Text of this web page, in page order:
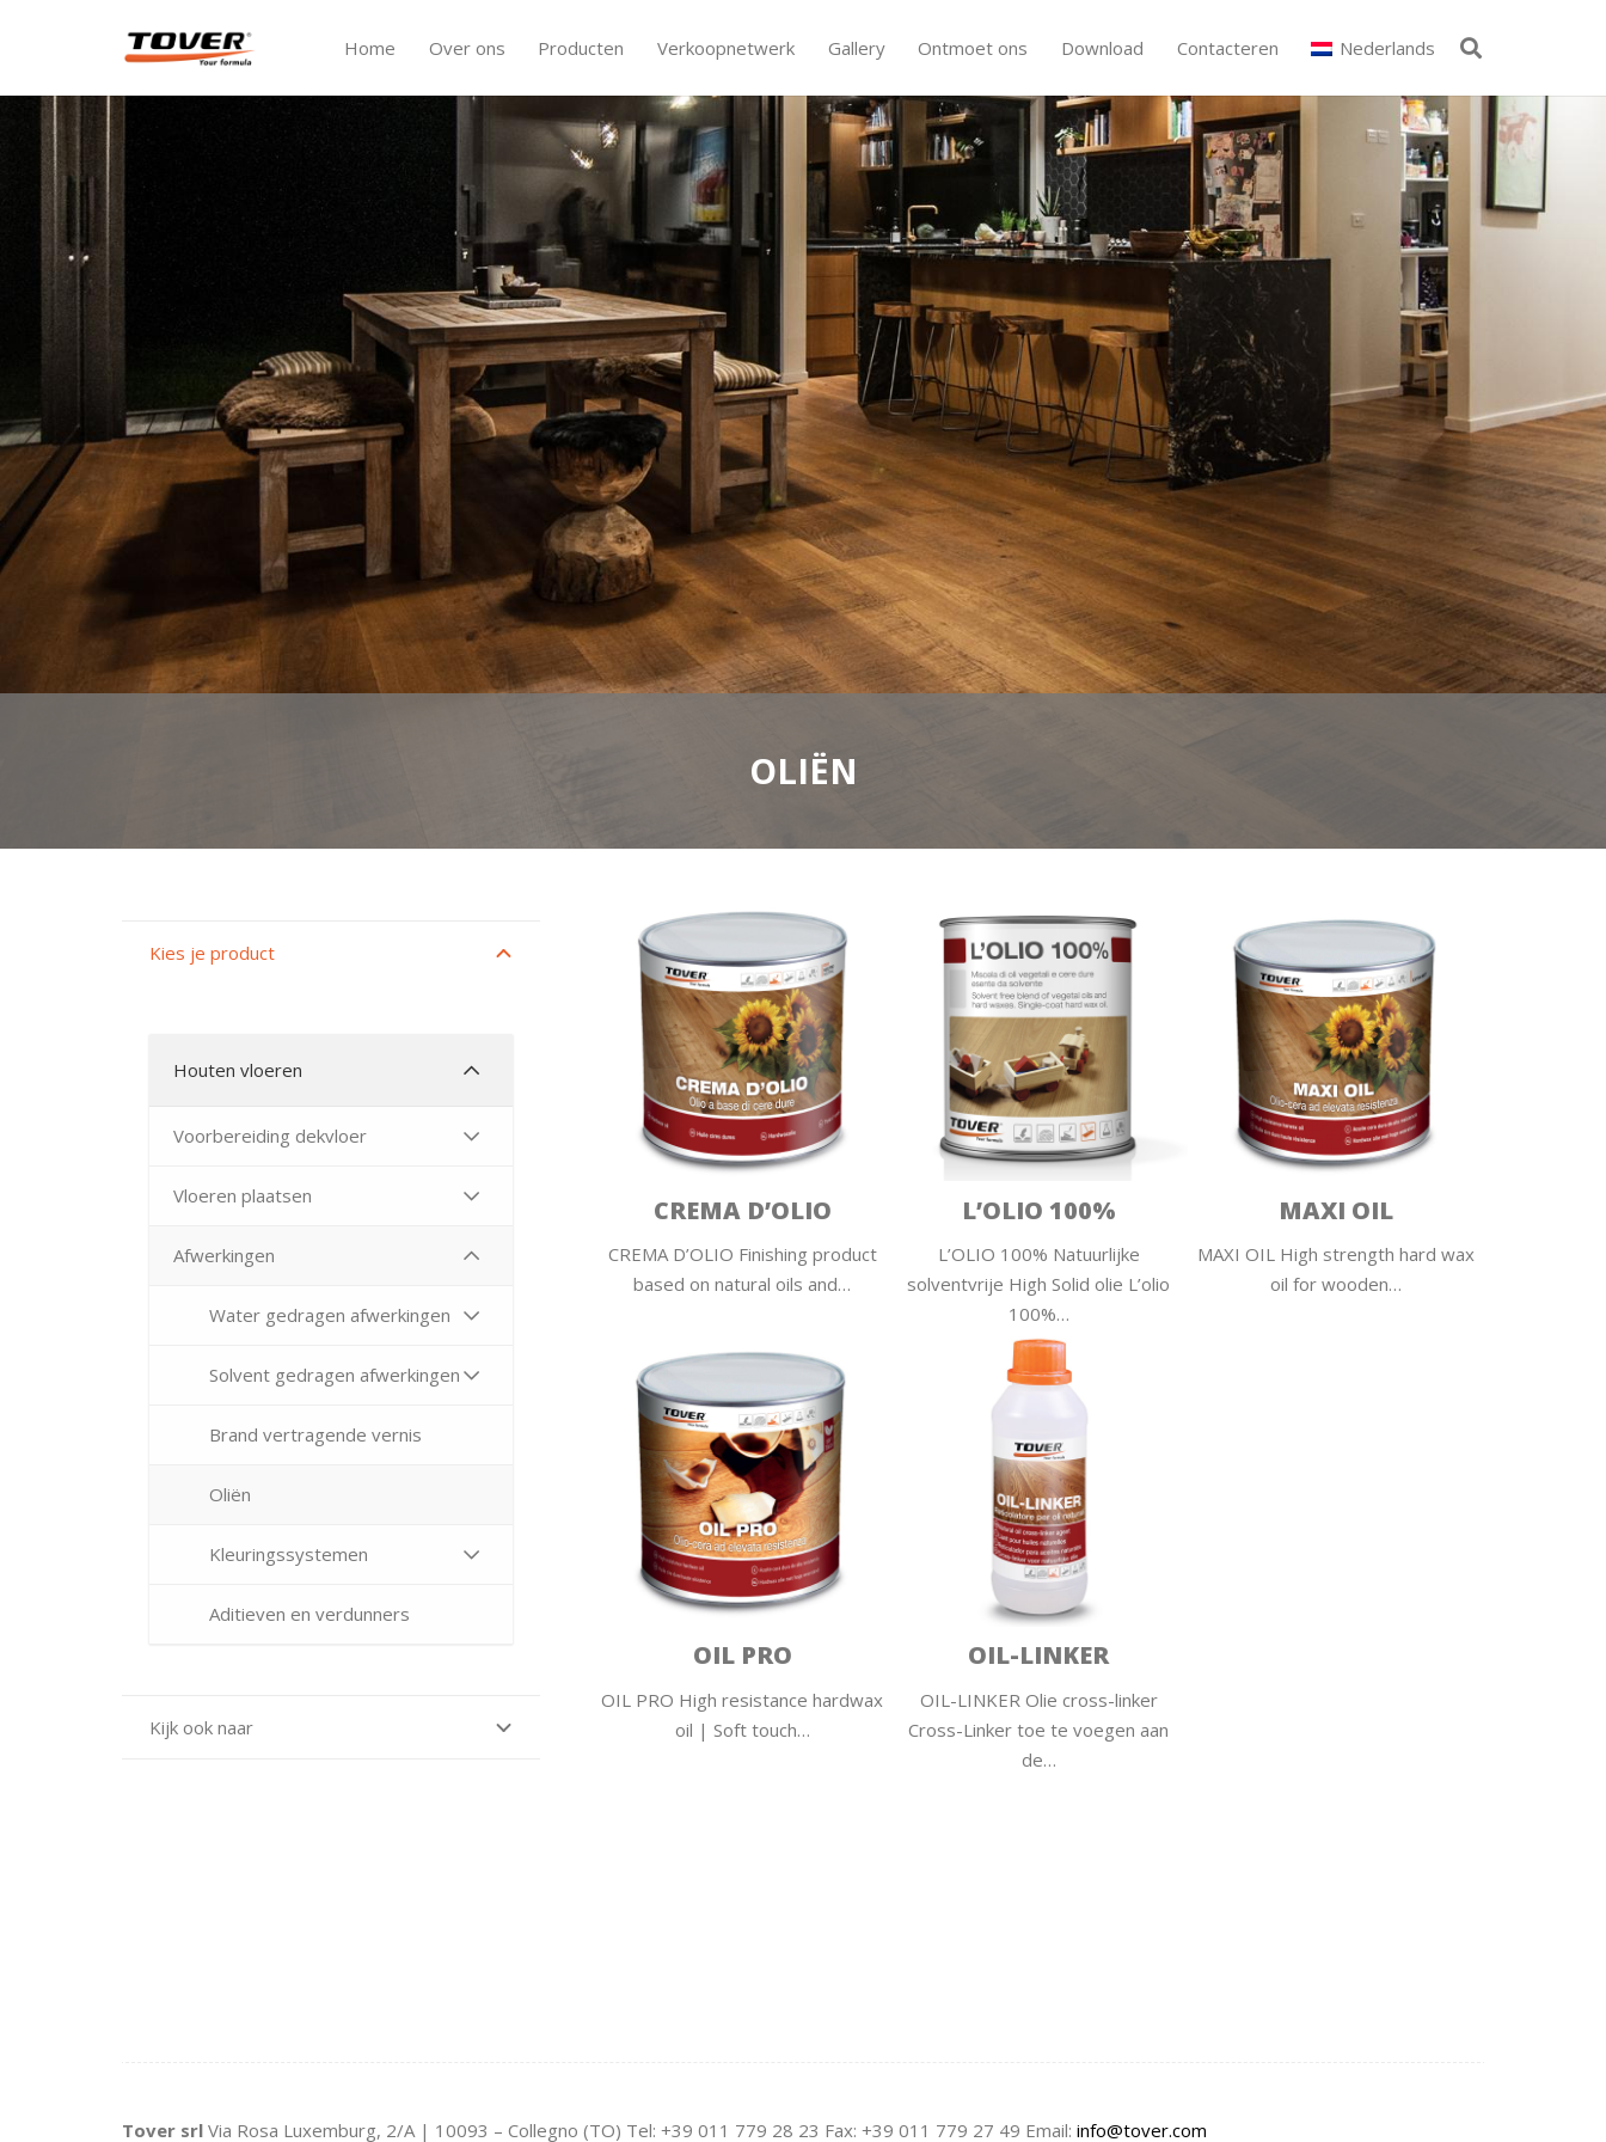
Home Over ons Producten Verkoopnetwerk Gallery Ontmoet ons Download Contacteren Nederlands
OLIËN
Kies je product
Houten vloeren
Voorbereiding dekvloer
Vloeren plaatsen
Afwerkingen
Water gedragen afwerkingen
Solvent gedragen afwerkingen
Brand vertragende vernis
Oliën
Kleuringssystemen
Aditieven en verdunners
Kijk ook naar
CREMA D’OLIO
CREMA D’OLIO Finishing product
based on natural oils and…
L’OLIO 100%
L’OLIO 100% Natuurlijke
solventvrije High Solid olie L’olio
100%…
MAXI OIL
MAXI OIL High strength hard wax
oil for wooden…
OIL PRO
OIL PRO High resistance hardwax
oil | Soft touch…
OIL-LINKER
OIL-LINKER Olie cross-linker
Cross-Linker toe te voegen aan
de…
Tover srl Via Rosa Luxemburg, 2/A | 10093 – Collegno (TO) Tel: +39 011 779 28 23 Fax: +39 011 779 27 49 Email: info@tover.com